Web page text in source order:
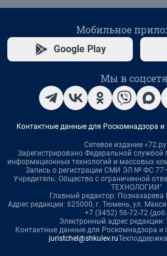
Мобильное
Google Play
Мы в
Контактные данные для Роскомнадзора и
Сетевое издание
Зарегистрировано Федеральной службой
информационных технологий и массовых
Запись о регистрации СМИ ЭЛ № ФС
Учредитель: Общество с ограниченной
ТЕХНОЛОГИИ"
Главный редактор:
Адрес редакции: 625000, г. Тюмень, ул.
+7 (3452) 56-72-72
Электронный адрес редакции:
Контактные данные для Роскомнадзора и
juristchel@shkulev.ru